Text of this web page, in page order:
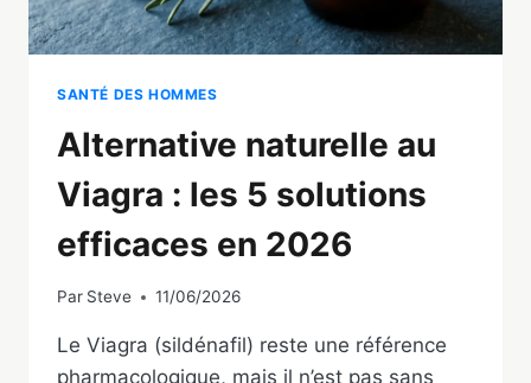
SANTÉ DES HOMMES
Alternative naturelle au
Viagra : les 5 solutions
efficaces en 2026
Par Steve 11/06/2026
Le Viagra (sildénafil) reste une référence
pharmacologique, mais il n’est pas sans